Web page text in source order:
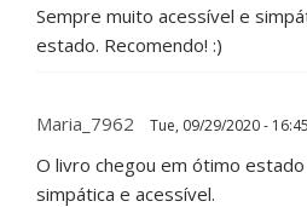
Sempre muito acessível e
estado. Recomendo! :)
Maria_7962 Tue, 09/29/2020 - 16:45
O livro chegou em ótimo
simpática e acessível.